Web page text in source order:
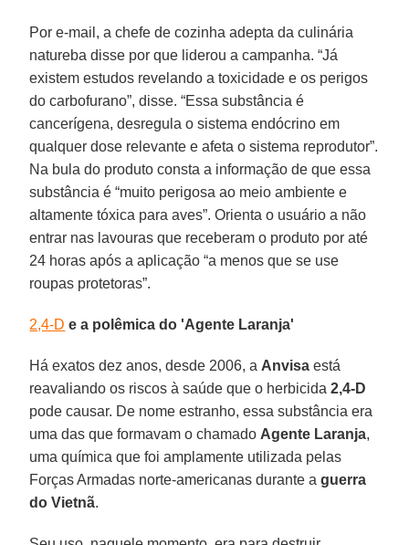
Por e-mail, a chefe de cozinha adepta da culinária
natureba disse por que liderou a campanha. “Já
existem estudos revelando a toxicidade e os perigos
do carbofurano”, disse. “Essa substância é
cancerígena, desregula o sistema endócrino em
qualquer dose relevante e afeta o sistema reprodutor”.
Na bula do produto consta a informação de que essa
substância é “muito perigosa ao meio ambiente e
altamente tóxica para aves”. Orienta o usuário a não
entrar nas lavouras que receberam o produto por até
24 horas após a aplicação “a menos que se use
roupas protetoras”.
2,4-D e a polêmica do 'Agente Laranja'
Há exatos dez anos, desde 2006, a Anvisa está
reavaliando os riscos à saúde que o herbicida2,4-D
pode causar. De nome estranho, essa substância era
uma das que formavam o chamado Agente Laranja,
uma química que foi amplamente utilizada pelas
Forças Armadas norte-americanas durante a guerra
do Vietnã.